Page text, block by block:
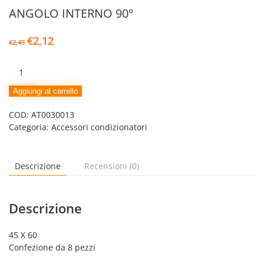
ANGOLO INTERNO 90°
€2,49 Il
€2,49.
€2,12
€2,12.
INTERNO
90°
Aggiungi al carrello
COD: AT0030013
Categoria: Accessori condizionatori
Descrizione Recensioni (0)
Descrizione
45 X 60
Confezione da 8 pezzi